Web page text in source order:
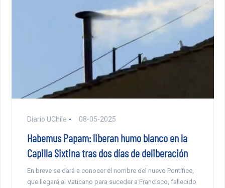
Diario UChile 08-05-2025
Habemus Papam: liberan humo blanco en la
Capilla Sixtina tras dos días de deliberación
En breve se dará a conocer el nombre del nuevo Pontífice,
que llegará al Vaticano para suceder a Francisco, fallecido